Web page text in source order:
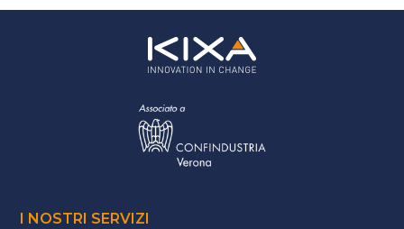
I NOSTRI SERVIZI